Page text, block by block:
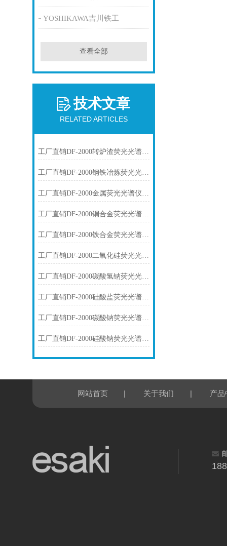
YOSHIKAWA吉川铁工
查看全部
技术文章
RELATED ARTICLES
工厂直销DF-2000转炉渣荧光光谱仪技术参数
工厂直销DF-2000钢铁冶炼荧光光谱仪技术参数
工厂直销DF-2000金属荧光光谱仪技术参数
工厂直销DF-2000铜合金荧光光谱仪技术参数
工厂直销DF-2000铁合金荧光光谱仪技术参数
工厂直销DF-2000二氧化硅荧光光谱仪技术参数
工厂直销DF-2000碳酸氢钠荧光光谱仪技术参数
工厂直销DF-2000硅酸盐荧光光谱仪技术参数
工厂直销DF-2000碳酸钠荧光光谱仪技术参数
工厂直销DF-2000硅酸钠荧光光谱仪技术参数
网站首页 | 关于我们 | 产品